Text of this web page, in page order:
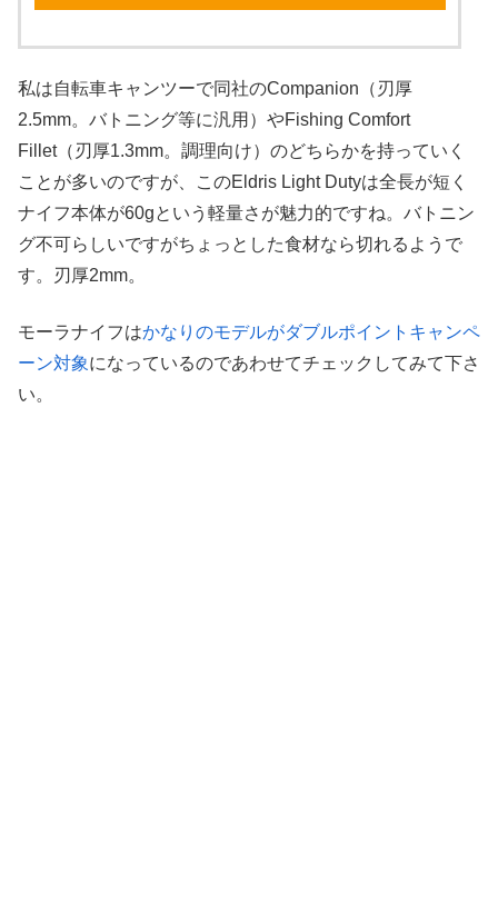
私は自転車キャンツーで同社のCompanion（刃厚
2.5mm。バトニング等に汎用）やFishing Comfort
Fillet（刃厚1.3mm。調理向け）のどちらかを持っていく
ことが多いのですが、このEldris Light Dutyは全長が短く
ナイフ本体が60gという軽量さが魅力的ですね。バトニン
グ不可らしいですがちょっとした食材なら切れるようで
す。刃厚2mm。
モーラナイフはかなりのモデルがダブルポイントキャンペ
ーン対象になっているのであわせてチェックしてみて下さ
い。